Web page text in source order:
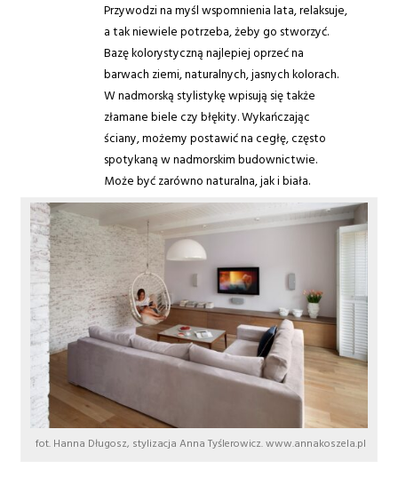
Przywodzi na myśl wspomnienia lata, relaksuje,
a tak niewiele potrzeba, żeby go stworzyć.
Bazę kolorystyczną najlepiej oprzeć na
barwach ziemi, naturalnych, jasnych kolorach.
W nadmorską stylistykę wpisują się także
złamane biele czy błękity. Wykańczając
ściany, możemy postawić na cegłę, często
spotykaną w nadmorskim budownictwie.
Może być zarówno naturalna, jak i biała.
fot. Hanna Długosz, stylizacja Anna Tyślerowicz. www.annakoszela.pl